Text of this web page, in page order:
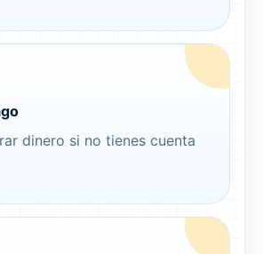
dinero si no tienes cuenta